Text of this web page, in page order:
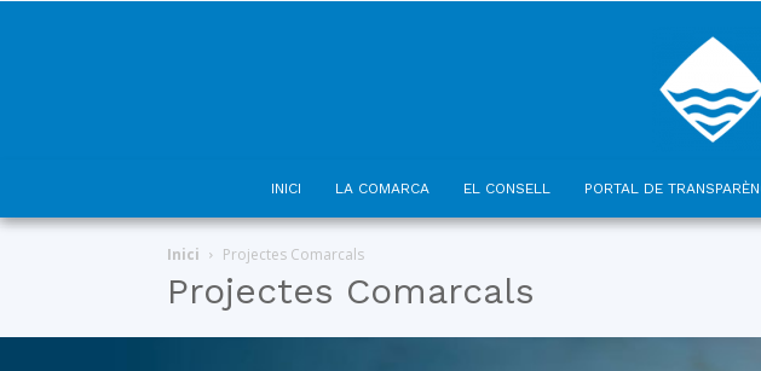
INICI LA COMARCA EL CONSELL PORTAL DE
Inici Projectes Comarcals
Projectes Comarcals